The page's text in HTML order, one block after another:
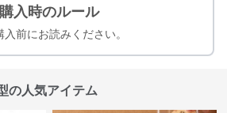
購入時のルール
入前にお読みください。
の人気アイテム